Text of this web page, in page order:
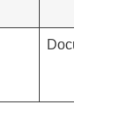
Documents,